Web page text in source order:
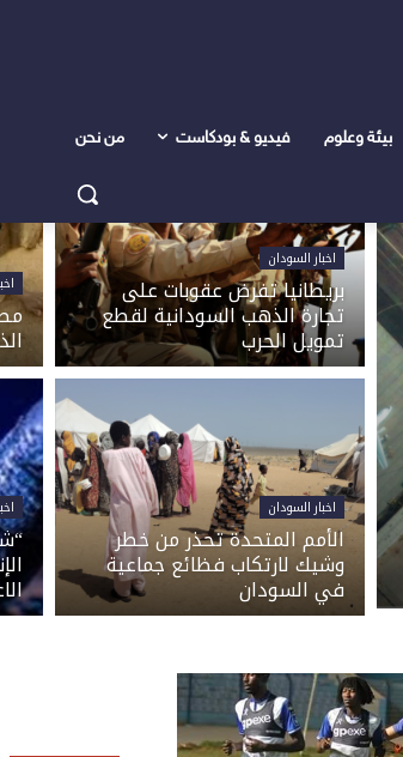
بيئة وعلوم فيديو & بودكاست من نحن
اخبار السودان
بريطانيا تفرض عقوبات على
تجارة الذهب السودانية لقطع
تمويل الحرب
اخبار السودان
الأمم المتحدة تحذر من خطر
وشيك لارتكاب فظائع جماعية
في السودان